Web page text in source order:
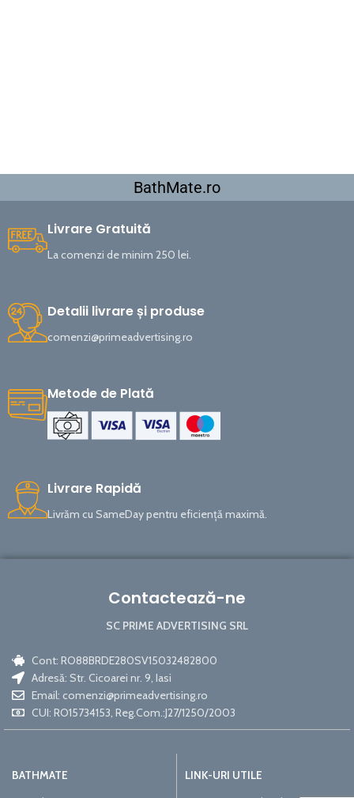
BathMate.ro
Livrare Gratuită
La comenzi de minim 250 lei.
Detalii livrare și produse
comenzi@primeadvertising.ro
Metode de Plată
Livrare Rapidă
Livrăm cu SameDay pentru eficiență maximă.
Contactează-ne
SC PRIME ADVERTISING SRL
Cont: RO88BRDE280SV15032482800
Adresă: Str. Cicoarei nr. 9, Iasi
Email: comenzi@primeadvertising.ro
CUI: RO15734153, Reg.Com.:J27/1250/2003
BATHMATE
LINK-URI UTILE